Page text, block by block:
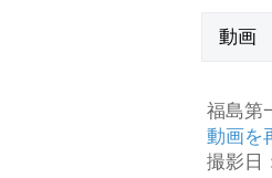
動画
福島第
動画を
撮影日